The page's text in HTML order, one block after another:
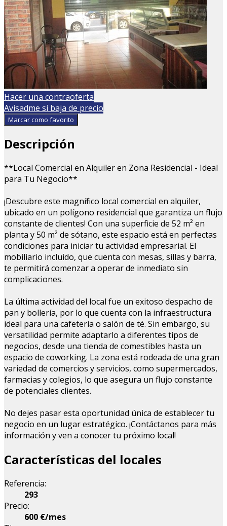
Hacer una contraoferta
Avisadme si baja de precio
Marcar como favorito
Descripción
**Local Comercial en Alquiler en Zona Residencial - Ideal
para Tu Negocio**
¡Descubre este magnífico local comercial en alquiler,
ubicado en un polígono residencial que garantiza un flujo
constante de clientes! Con una superficie de 52 m² en
planta y 50 m² de sótano, este espacio está en perfectas
condiciones para iniciar tu actividad empresarial. El
mobiliario incluido, que cuenta con mesas, sillas y barra,
te permitirá comenzar a operar de inmediato sin
complicaciones.
La última actividad del local fue un exitoso despacho de
pan y bollería, por lo que cuenta con la infraestructura
ideal para una cafetería o salón de té. Sin embargo, su
versatilidad permite adaptarlo a diferentes tipos de
negocios, desde una tienda de comestibles hasta un
espacio de coworking. La zona está rodeada de una gran
variedad de comercios y servicios, como supermercados,
farmacias y colegios, lo que asegura un flujo constante
de potenciales clientes.
No dejes pasar esta oportunidad única de establecer tu
negocio en un lugar estratégico. ¡Contáctanos para más
información y ven a conocer tu próximo local!
Características del locales
Referencia:
293
Precio:
600 €/mes